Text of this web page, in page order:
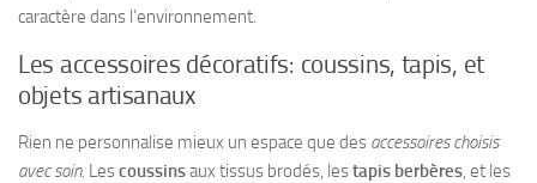
caractère dans l’environnement.
Les accessoires décoratifs: coussins, tapis, et
objets artisanaux
Rien ne personnalise mieux un espace que des accessoires choisis
avec soin. Lescoussinsaux tissus brodés, lestapis berbères, et les